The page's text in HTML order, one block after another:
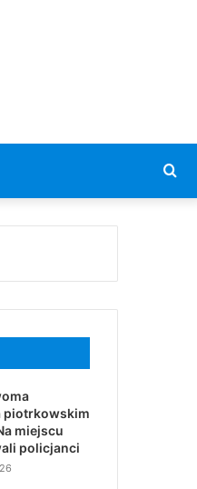
piotrkowskim
miejscu
policjanci